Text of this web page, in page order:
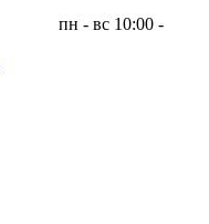
пн - вс 10:00 -